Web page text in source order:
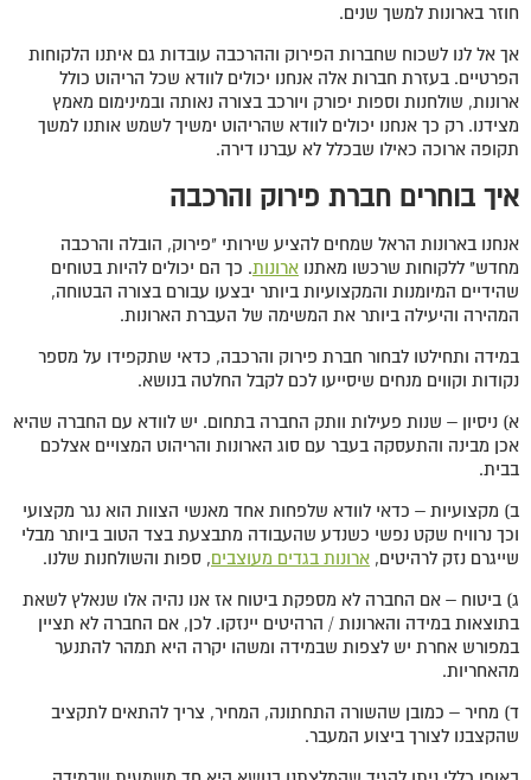
חוזר בארונות למשך שנים.
אך אל לנו לשכוח שחברות הפירוק וההרכבה עובדות גם איתנו הלקוחות
הפרטיים. בעזרת חברות אלה אנחנו יכולים לוודא שכל הריהוט כולל
ארונות, שולחנות וספות יפורק ויורכב בצורה נאותה ובמינימום מאמץ
מצידנו. רק כך אנחנו יכולים לוודא שהריהוט ימשיך לשמש אותנו למשך
תקופה ארוכה כאילו שבכלל לא עברנו דירה.
איך בוחרים חברת פירוק והרכבה
אנחנו בארונות הראל שמחים להציע שירותי "פירוק, הובלה והרכבה
מחדש" ללקוחות שרכשו מאתנו ארונות. כך הם יכולים להיות בטוחים
שהידיים המיומנות והמקצועיות ביותר יבצעו עבורם בצורה הבטוחה,
המהירה והיעילה ביותר את המשימה של העברת הארונות.
במידה ותחילטו לבחור חברת פירוק והרכבה, כדאי שתקפידו על מספר
נקודות וקווים מנחים שיסייעו לכם לקבל החלטה בנושא.
א) ניסיון – שנות פעילות וותק החברה בתחום. יש לוודא עם החברה שהיא
אכן מבינה והתעסקה בעבר עם סוג הארונות והריהוט המצויים אצלכם
בבית.
ב) מקצועיות – כדאי לוודא שלפחות אחד מאנשי הצוות הוא נגר מקצועי
וכך נרוויח שקט נפשי כשנדע שהעבודה מתבצעת בצד הטוב ביותר מבלי
שייגרם נזק לרהיטים, ארונות בגדים מעוצבים, ספות והשולחנות שלנו.
ג) ביטוח – אם החברה לא מספקת ביטוח אז אנו נהיה אלו שנאלץ לשאת
בתוצאות במידה והארונות / הרהיטים יינזקו. לכן, אם החברה לא תציין
במפורש אחרת יש לצפות שבמידה ומשהו יקרה היא תמהר להתנער
מהאחריות.
ד) מחיר – כמובן שהשורה התחתונה, המחיר, צריך להתאים לתקציב
שהקצבנו לצורך ביצוע המעבר.